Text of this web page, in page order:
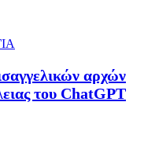
αρχών
του ChatGPT